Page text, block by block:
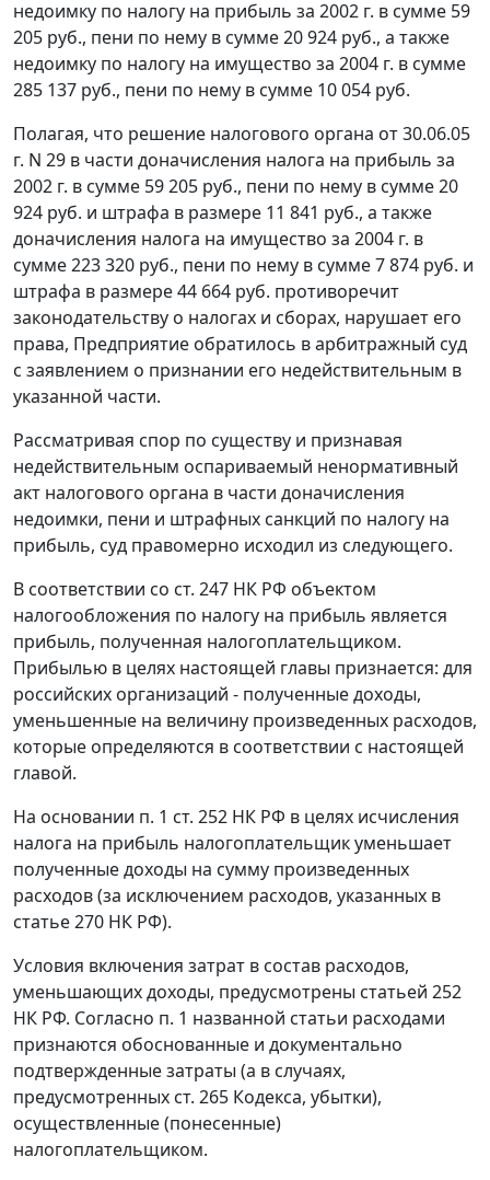
недоимку по налогу на прибыль за 2002 г. в сумме 59
205 руб., пени по нему в сумме 20 924 руб., а также
недоимку по налогу на имущество за 2004 г. в сумме
285 137 руб., пени по нему в сумме 10 054 руб.
Полагая, что решение налогового органа от 30.06.05
г. N 29 в части доначисления налога на прибыль за
2002 г. в сумме 59 205 руб., пени по нему в сумме 20
924 руб. и штрафа в размере 11 841 руб., а также
доначисления налога на имущество за 2004 г. в
сумме 223 320 руб., пени по нему в сумме 7 874 руб. и
штрафа в размере 44 664 руб. противоречит
законодательству о налогах и сборах, нарушает его
права, Предприятие обратилось в арбитражный суд
с заявлением о признании его недействительным в
указанной части.
Рассматривая спор по существу и признавая
недействительным оспариваемый ненормативный
акт налогового органа в части доначисления
недоимки, пени и штрафных санкций по налогу на
прибыль, суд правомерно исходил из следующего.
В соответствии со ст. 247 НК РФ объектом
налогообложения по налогу на прибыль является
прибыль, полученная налогоплательщиком.
Прибылью в целях настоящей главы признается: для
российских организаций - полученные доходы,
уменьшенные на величину произведенных расходов,
которые определяются в соответствии с настоящей
главой.
На основании п. 1 ст. 252 НК РФ в целях исчисления
налога на прибыль налогоплательщик уменьшает
полученные доходы на сумму произведенных
расходов (за исключением расходов, указанных в
статье 270 НК РФ).
Условия включения затрат в состав расходов,
уменьшающих доходы, предусмотрены статьей 252
НК РФ. Согласно п. 1 названной статьи расходами
признаются обоснованные и документально
подтвержденные затраты (а в случаях,
предусмотренных ст. 265 Кодекса, убытки),
осуществленные (понесенные)
налогоплательщиком.